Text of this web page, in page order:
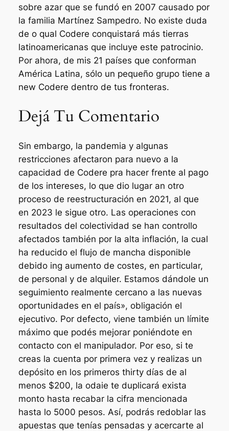
sobre azar que se fundó en 2007 causado por
la familia Martínez Sampedro. No existe duda
de o qual Codere conquistará más tierras
latinoamericanas que incluye este patrocinio.
Por ahora, de mis 21 países que conforman
América Latina, sólo un pequeño grupo tiene a
new Codere dentro de tus fronteras.
Dejá Tu Comentario
Sin embargo, la pandemia y algunas
restricciones afectaron para nuevo a la
capacidad de Codere pra hacer frente al pago
de los intereses, lo que dio lugar an otro
proceso de reestructuración en 2021, al que
en 2023 le sigue otro. Las operaciones con
resultados del colectividad se han controllo
afectados también por la alta inflación, la cual
ha reducido el flujo de mancha disponible
debido ing aumento de costes, en particular,
de personal y de alquiler. Estamos dándole un
seguimiento realmente cercano a las nuevas
oportunidades en el país», obligación el
ejecutivo. Por defecto, viene también un límite
máximo que podés mejorar poniéndote en
contacto con el manipulador. Por eso, si te
creas la cuenta por primera vez y realizas un
depósito en los primeros thirty días de al
menos $200, la odaie te duplicará exista
monto hasta recabar la cifra mencionada
hasta lo 5000 pesos. Así, podrás redoblar las
apuestas que tenías pensadas y acercarte al